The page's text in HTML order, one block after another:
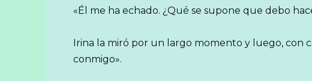
«Él me ha echado. ¿Qué se supone que debo
Irina la miró por un largo momento y luego, con
conmigo».